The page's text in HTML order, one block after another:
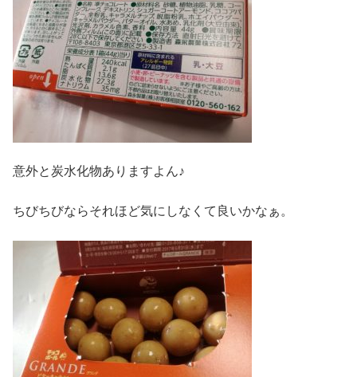
意外と炭水化物ありますよん♪
ちびちびならそれほど気にしなくて良いかなぁ。